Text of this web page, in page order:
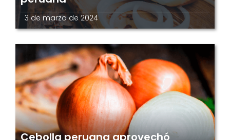
3 de marzo de 2024
Cebolla peruana aprovechó